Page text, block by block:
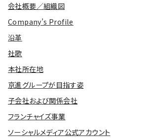
会社概要／組織図
Company’s Profile
沿革
社歌
本社所在地
京進グループが目指す姿
子会社および関係会社
フランチャイズ事業
ソーシャルメディア公式アカウント